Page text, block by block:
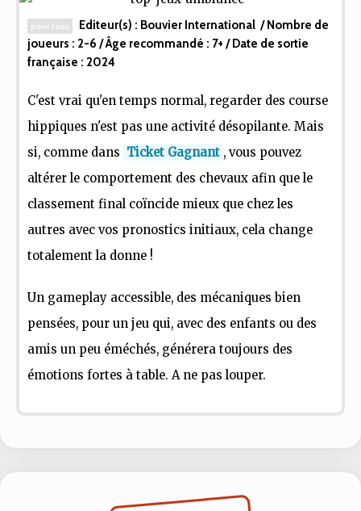
pour tous Editeur(s) : Bouvier International / Nombre de
joueurs : 2-6 / Âge recommandé : 7+ / Date de sortie
française : 2024
C'est vrai qu'en temps normal, regarder des course
hippiques n'est pas une activité désopilante. Mais
si, comme dans Ticket Gagnant , vous pouvez
altérer le comportement des chevaux afin que le
classement final coïncide mieux que chez les
autres avec vos pronostics initiaux, cela change
totalement la donne !
Un gameplay accessible, des mécaniques bien
pensées, pour un jeu qui, avec des enfants ou des
amis un peu éméchés, générera toujours des
émotions fortes à table. A ne pas louper.